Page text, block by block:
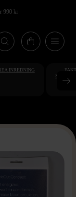
990 kr
INREDNING